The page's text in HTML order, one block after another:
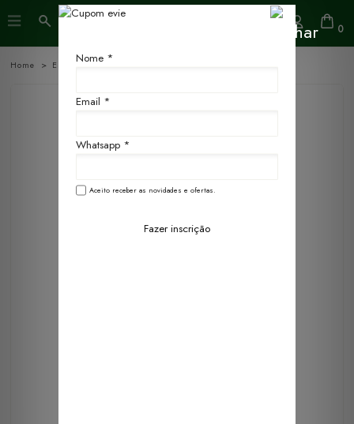
0
Home Essências
Nome *
Email *
Whatsapp *
Aceito receber as novidades e ofertas.
Fazer inscrição